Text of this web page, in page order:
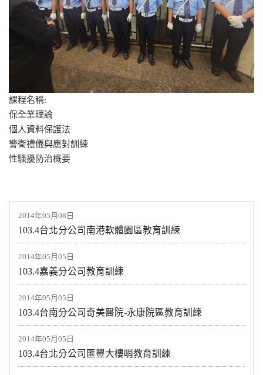
2014年05月08日
103.4台北分公司南港軟體園區教育訓練
2014年05月05日
103.4嘉義分公司教育訓練
2014年05月05日
103.4台南分公司奇美醫院-永康院區教育訓練
2014年05月05日
103.4台北分公司匯豐大樓哨教育訓練
課程名稱:
保全業理論
個人資料保護法
警衛禮儀與應對訓練
性騷擾防治概要